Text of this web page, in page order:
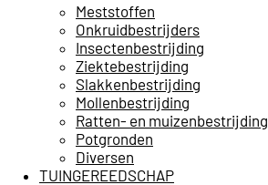
Meststoffen
Onkruidbestrijders
Insectenbestrijding
Ziektebestrijding
Slakkenbestrijding
Mollenbestrijding
Ratten- en muizenbestrijding
Potgronden
Diversen
TUINGEREEDSCHAP